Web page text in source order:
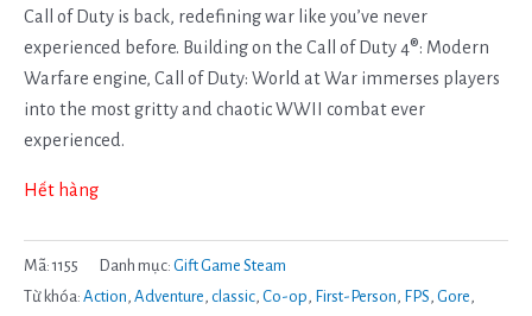
Call of Duty is back, redefining war like you’ve never
experienced before. Building on the Call of Duty 4®: Modern
Warfare engine, Call of Duty: World at War immerses players
into the most gritty and chaotic WWII combat ever
experienced.
Hết hàng
Mã: 1155 Danh mục: Gift Game Steam
Từ khóa: Action Adventure classic Co-op First-Person FPS Gore